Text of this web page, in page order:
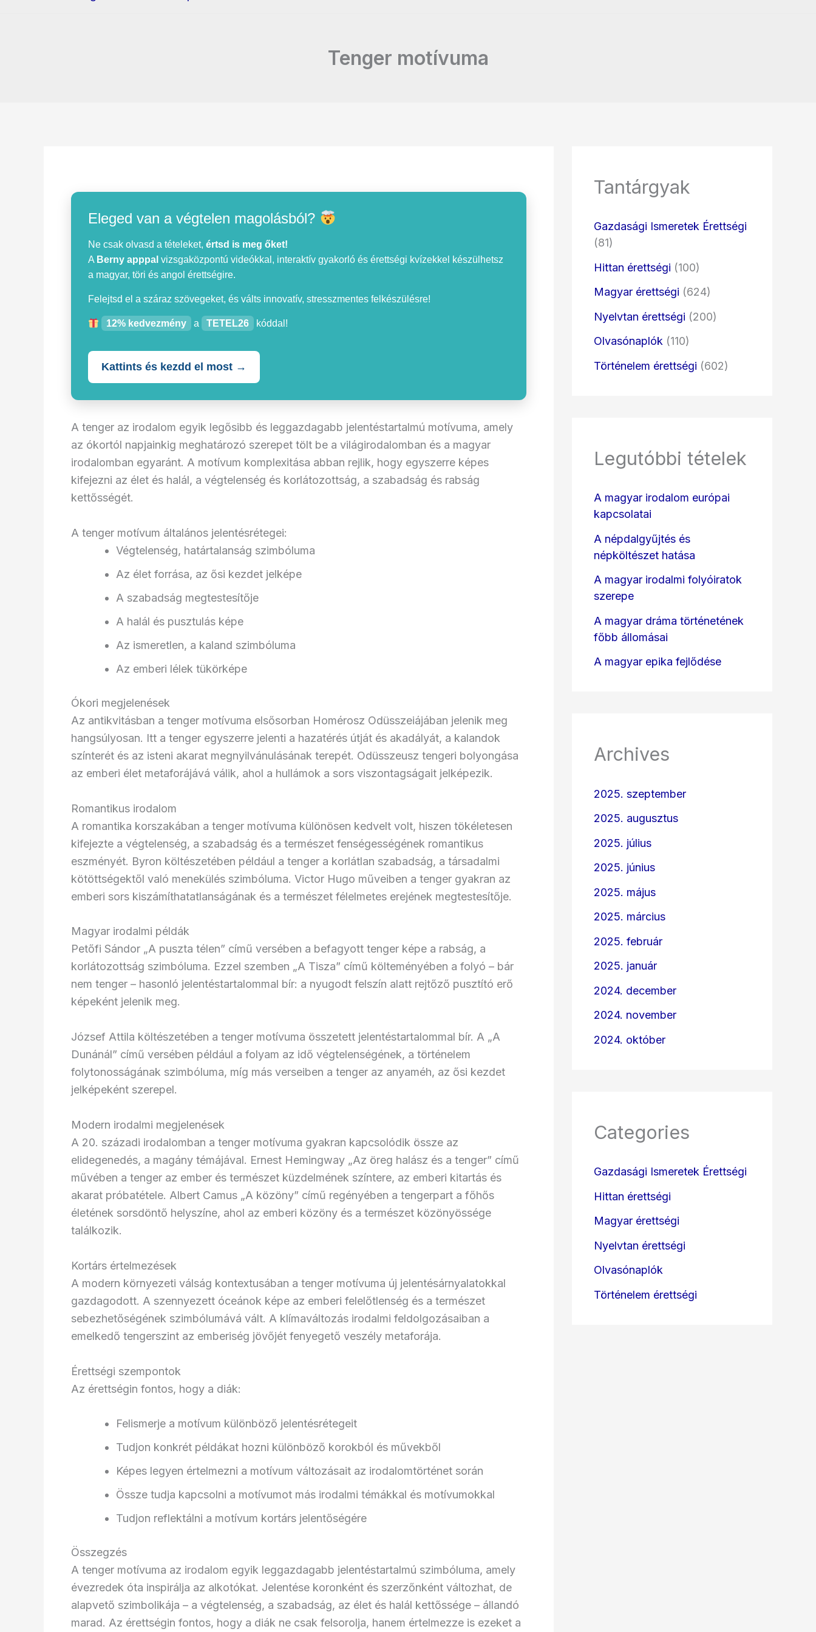
Tenger motívuma
Eleged van a végtelen magolásból?
Ne csak olvasd a tételeket, értsd is meg őket!
A Berny apppal vizsgaközpontú videókkal, interaktív gyakorló és érettségi kvízekkel készülhetsz
a magyar, töri és angol érettségire.
Felejtsd el a száraz szövegeket, és válts innovatív, stresszmentes felkészülésre!
12% kedvezmény a TETEL26 kóddal!
Kattints és kezdd el most →
A tenger az irodalom egyik legősibb és leggazdagabb jelentéstartalmú motívuma, amely
az ókortól napjainkig meghatározó szerepet tölt be a világirodalomban és a magyar
irodalomban egyaránt. A motívum komplexitása abban rejlik, hogy egyszerre képes
kifejezni az élet és halál, a végtelenség és korlátozottság, a szabadság és rabság
kettősségét.
A tenger motívum általános jelentésrétegei:
Végtelenség, határtalanság szimbóluma
Az élet forrása, az ősi kezdet jelképe
A szabadság megtestesítője
A halál és pusztulás képe
Az ismeretlen, a kaland szimbóluma
Az emberi lélek tükörképe
Ókori megjelenések
Az antikvitásban a tenger motívuma elsősorban Homérosz Odüsszeiájában jelenik meg
hangsúlyosan. Itt a tenger egyszerre jelenti a hazatérés útját és akadályát, a kalandok
színterét és az isteni akarat megnyilvánulásának terepét. Odüsszeusz tengeri bolyongása
az emberi élet metaforájává válik, ahol a hullámok a sors viszontagságait jelképezik.
Romantikus irodalom
A romantika korszakában a tenger motívuma különösen kedvelt volt, hiszen tökéletesen
kifejezte a végtelenség, a szabadság és a természet fenségességének romantikus
eszményét. Byron költészetében például a tenger a korlátlan szabadság, a társadalmi
kötöttségektől való menekülés szimbóluma. Victor Hugo műveiben a tenger gyakran az
emberi sors kiszámíthatatlanságának és a természet félelmetes erejének megtestesítője.
Magyar irodalmi példák
Petőfi Sándor „A puszta télen” című versében a befagyott tenger képe a rabság, a
korlátozottság szimbóluma. Ezzel szemben „A Tisza” című költeményében a folyó – bár
nem tenger – hasonló jelentéstartalommal bír: a nyugodt felszín alatt rejtőző pusztító erő
képeként jelenik meg.
József Attila költészetében a tenger motívuma összetett jelentéstartalommal bír. A „A
Dunánál” című versében például a folyam az idő végtelenségének, a történelem
folytonosságának szimbóluma, míg más verseiben a tenger az anyaméh, az ősi kezdet
jelképeként szerepel.
Modern irodalmi megjelenések
A 20. századi irodalomban a tenger motívuma gyakran kapcsolódik össze az
elidegenedés, a magány témájával. Ernest Hemingway „Az öreg halász és a tenger” című
művében a tenger az ember és természet küzdelmének színtere, az emberi kitartás és
akarat próbatétele. Albert Camus „A közöny” című regényében a tengerpart a főhős
életének sorsdöntő helyszíne, ahol az emberi közöny és a természet közönyössége
találkozik.
Kortárs értelmezések
A modern környezeti válság kontextusában a tenger motívuma új jelentésárnyalatokkal
gazdagodott. A szennyezett óceánok képe az emberi felelőtlenség és a természet
sebezhetőségének szimbólumává vált. A klímaváltozás irodalmi feldolgozásaiban a
emelkedő tengerszint az emberiség jövőjét fenyegető veszély metaforája.
Érettségi szempontok
Az érettségin fontos, hogy a diák:
Felismerje a motívum különböző jelentésrétegeit
Tudjon konkrét példákat hozni különböző korokból és művekből
Képes legyen értelmezni a motívum változásait az irodalomtörténet során
Össze tudja kapcsolni a motívumot más irodalmi témákkal és motívumokkal
Tudjon reflektálni a motívum kortárs jelentőségére
Összegzés
A tenger motívuma az irodalom egyik leggazdagabb jelentéstartalmú szimbóluma, amely
évezredek óta inspirálja az alkotókat. Jelentése koronként és szerzőnként változhat, de
alapvető szimbolikája – a végtelenség, a szabadság, az élet és halál kettőssége – állandó
marad. Az érettségin fontos, hogy a diák ne csak felsorolja, hanem értelmezze is ezeket a
Tantárgyak
Gazdasági Ismeretek Érettségi
(81)
Hittan érettségi (100)
Magyar érettségi (624)
Nyelvtan érettségi (200)
Olvasónaplók (110)
Történelem érettségi (602)
Legutóbbi tételek
A magyar irodalom európai
kapcsolatai
A népdalgyűjtés és
népköltészet hatása
A magyar irodalmi folyóiratok
szerepe
A magyar dráma történetének
főbb állomásai
A magyar epika fejlődése
Archives
2025. szeptember
2025. augusztus
2025. július
2025. június
2025. május
2025. március
2025. február
2025. január
2024. december
2024. november
2024. október
Categories
Gazdasági Ismeretek Érettségi
Hittan érettségi
Magyar érettségi
Nyelvtan érettségi
Olvasónaplók
Történelem érettségi